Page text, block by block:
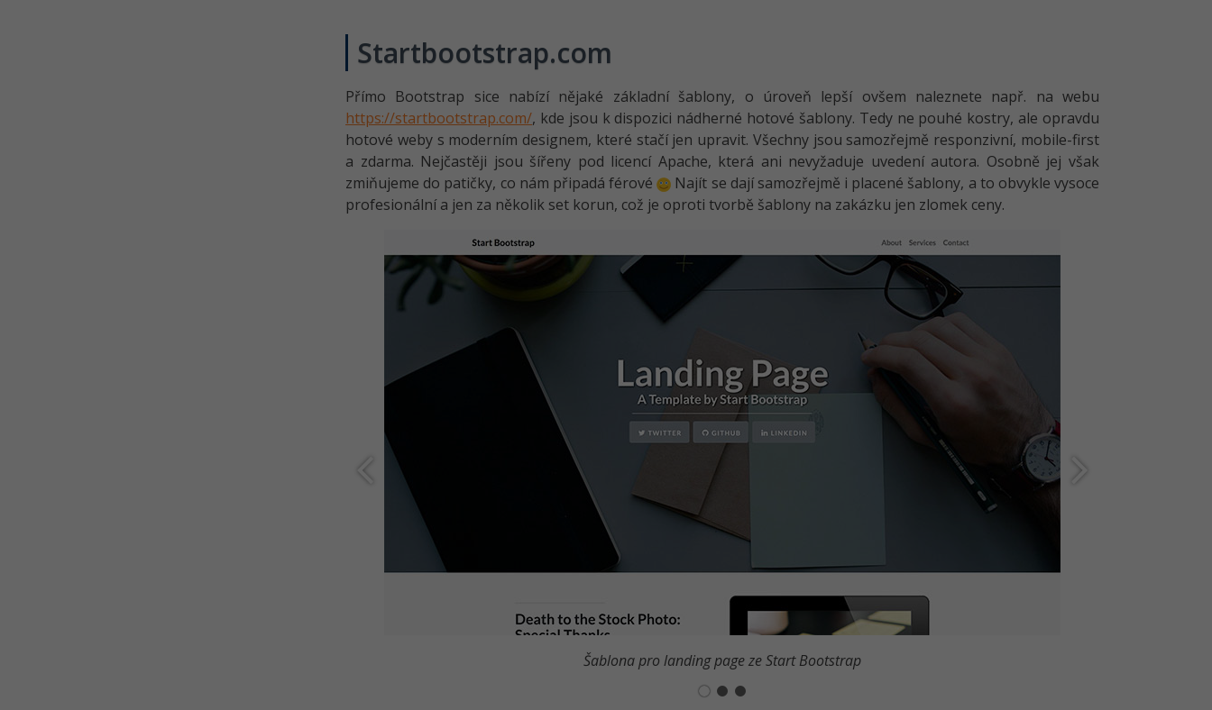
Startbootstrap.com
Přímo Bootstrap sice nabízí nějaké základní šablony, o úroveň lepší ovšem naleznete např. na webu
https://startbootstrap.com/, kde jsou k dispozici nádherné hotové šablony. Tedy ne pouhé kostry, ale opravdu
hotové weby s moderním designem, které stačí jen upravit. Všechny jsou samozřejmě responzivní, mobile-first
a zdarma. Nejčastěji jsou šířeny pod licencí Apache, která ani nevyžaduje uvedení autora. Osobně jej však
zmiňujeme do patičky, co nám připadá férové
Najít se dají samozřejmě i placené šablony, a to obvykle vysoce
profesionální a jen za několik set korun, což je oproti tvorbě šablony na zakázku jen zlomek ceny.
Šablona pro landing page ze Start Bootstrap